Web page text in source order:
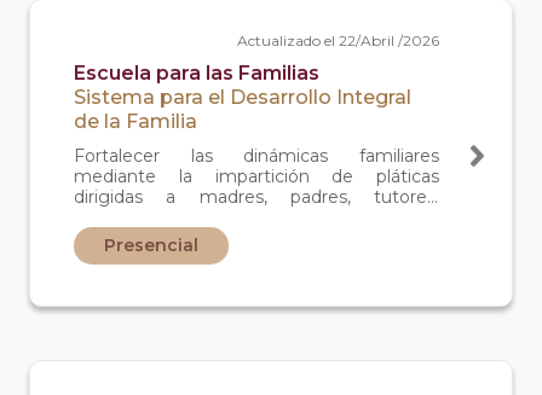
Actualizado el 22/Abril /2026
Escuela para las Familias
Sistema para el Desarrollo Integral
de la Familia
Fortalecer las dinámicas familiares
mediante la impartición de pláticas
dirigidas a madres, padres, tutores,
menores de edad, autoridades educativas,
servidores (as) públicos y comunidad como
Presencial